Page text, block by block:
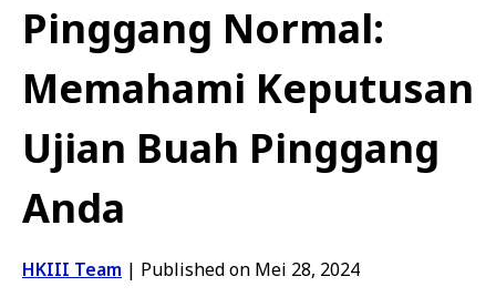
Blog
Agen Sah
Kedai
Pinggang Normal:
Memahami Keputusan
Ujian Buah Pinggang
Anda
HKIII Team | Published on Mei 28, 2024